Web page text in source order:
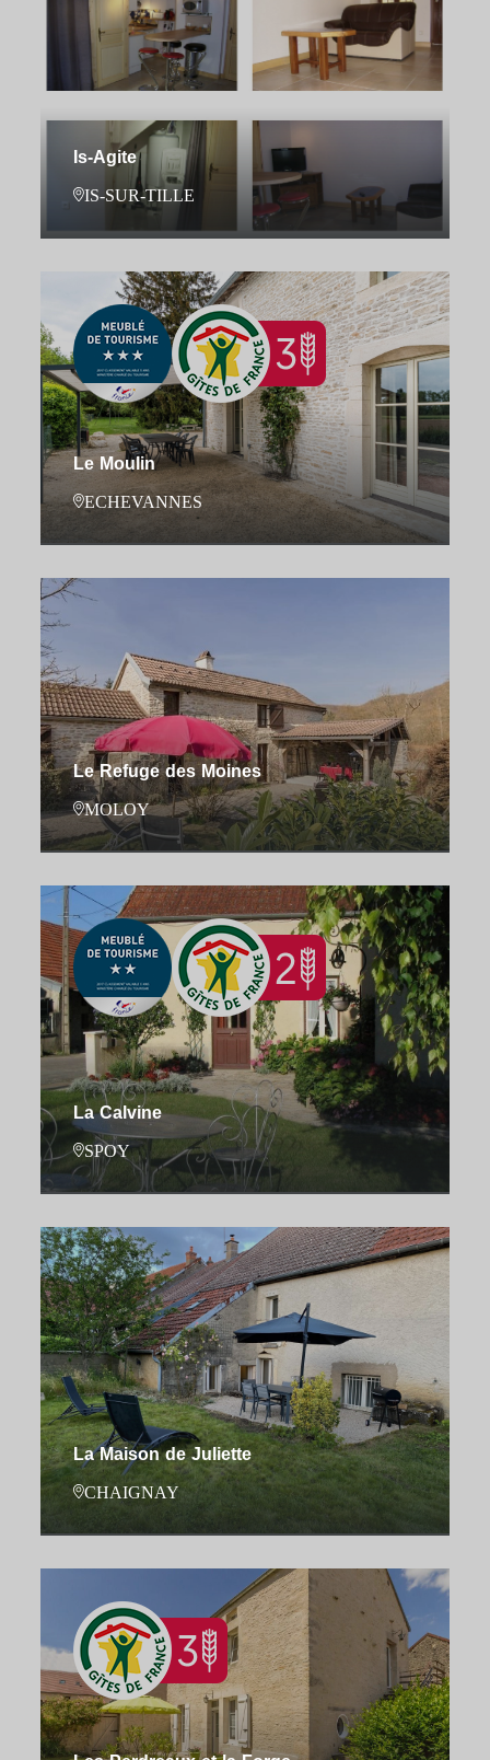
Is-Agite
IS-SUR-TILLE
Le Moulin
ECHEVANNES
Le Refuge des Moines
MOLOY
La Calvine
SPOY
La Maison de Juliette
CHAIGNAY